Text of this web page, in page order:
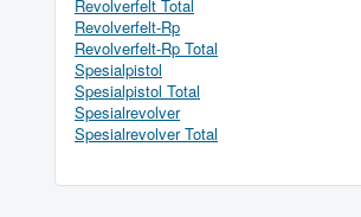
Revolverfelt Total
Revolverfelt-Rp
Revolverfelt-Rp Total
Spesialpistol
Spesialpistol Total
Spesialrevolver
Spesialrevolver Total